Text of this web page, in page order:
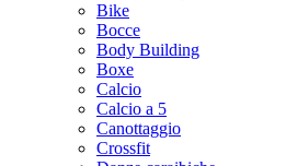
Bike
Bocce
Body Building
Boxe
Calcio
Calcio a 5
Canottaggio
Crossfit